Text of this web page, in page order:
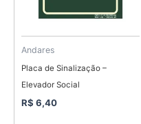
Andares
Placa de Sinalização –
Elevador Social
R$ 6,40